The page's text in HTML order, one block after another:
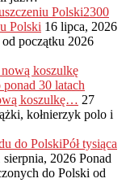
2300
Polski 16 lipca, 2026
początku 2026
koszulkę… 27
kołnierzyk polo i
Pół tysiąca
sierpnia, 2026 Ponad
do Polski od